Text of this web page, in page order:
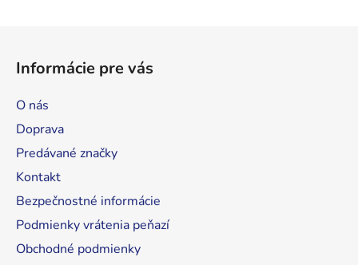
Informácie pre vás
O nás
Doprava
Predávané značky
Kontakt
Bezpečnostné informácie
Podmienky vrátenia peňazí
Obchodné podmienky